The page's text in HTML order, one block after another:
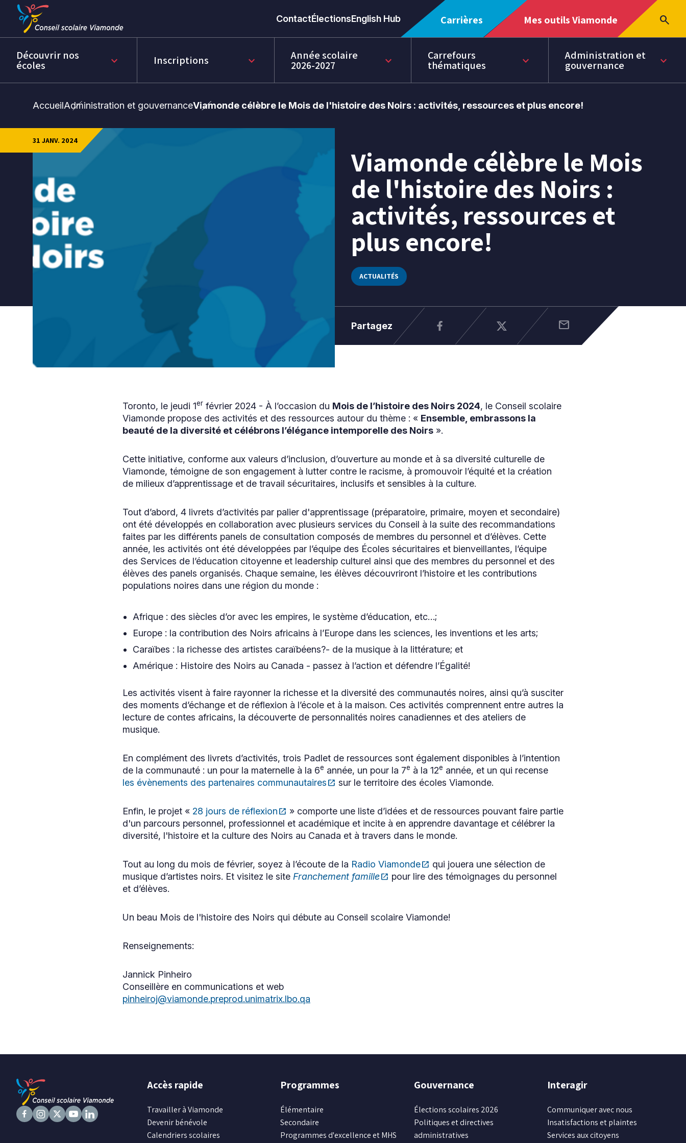
Passer
Passer
contenu
ContactÉlectionsEnglish Hub Ouvrir
le
Carrières Ouvrir
menu
Mes outils Viamonde search
la
Découvrir nos
écoles keyboard_arrow_down Inscriptions keyboard_arrow_down Année scolaire
2026-2027 keyboard_arrow_down Carrefours
thématiques keyboard_arrow_down Administration et
gouvernance keyboard_arrow_down
Page
courante
dans
section
AccueilAdministration et gouvernanceViamonde célèbre le Mois de l'histoire des Noirs : activités, ressources et plus encore!
31 JANV. 2024
31
janv.
2024
Viamonde célèbre le Mois
de l'histoire des Noirs :
activités, ressources et
plus encore!
ACTUALITÉS
Partagez mail
Toronto, le jeudi 1er février 2024 - À l’occasion du Mois de l’histoire des Noirs 2024, le Conseil scolaire
Viamonde propose des activités et des ressources autour du thème : « Ensemble, embrassons la
beauté de la diversité et célébrons l’élégance intemporelle des Noirs ».
Cette initiative, conforme aux valeurs d’inclusion, d’ouverture au monde et à sa diversité culturelle de
Viamonde, témoigne de son engagement à lutter contre le racisme, à promouvoir l’équité et la création
de milieux d’apprentissage et de travail sécuritaires, inclusifs et sensibles à la culture.
Tout d’abord, 4 livrets d’activités par palier d'apprentissage (préparatoire, primaire, moyen et secondaire)
ont été développés en collaboration avec plusieurs services du Conseil à la suite des recommandations
faites par les différents panels de consultation composés de membres du personnel et d’élèves. Cette
année, les activités ont été développées par l’équipe des Écoles sécuritaires et bienveillantes, l’équipe
des Services de l’éducation citoyenne et leadership culturel ainsi que des membres du personnel et des
élèves des panels organisés. Chaque semaine, les élèves découvriront l’histoire et les contributions
populations noires dans une région du monde :
Afrique : des siècles d’or avec les empires, le système d’éducation, etc…;
Europe : la contribution des Noirs africains à l’Europe dans les sciences, les inventions et les arts;
Caraïbes : la richesse des artistes caraïbéens?- de la musique à la littérature; et
Amérique : Histoire des Noirs au Canada - passez à l’action et défendre l’Égalité!
Les activités visent à faire rayonner la richesse et la diversité des communautés noires, ainsi qu’à susciter
des moments d’échange et de réflexion à l’école et à la maison. Ces activités comprennent entre autres la
lecture de contes africains, la découverte de personnalités noires canadiennes et des ateliers de
musique.
En complément des livrets d’activités, trois Padlet de ressources sont également disponibles à l’intention
de la communauté : un pour la maternelle à la 6e année, un pour la 7e à la 12e année, et un qui recense
les évènements des partenaires communautairesopen_in_new
Ce
dans
une
nouvelle
fenêtre
sur le territoire des écoles Viamonde.
Enfin, le projet « 28 jours de réflexionopen_in_new
Ce
lien
s'ouvrira
dans
nouvelle
fenêtre
» comporte une liste d’idées et de ressources pouvant faire partie
d'un parcours personnel, professionnel et académique et incite à en apprendre davantage et célébrer la
diversité, l'histoire et la culture des Noirs au Canada et à travers dans le monde.
Tout au long du mois de février, soyez à l’écoute de la Radio Viamondeopen_in_new
Ce
lien
nouvelle
fenêtre
qui jouera une sélection de
musique d’artistes noirs. Et visitez le site Franchement familleopen_in_new
Ce
une
pour lire des témoignages du personnel
et d’élèves.
Un beau Mois de l'histoire des Noirs qui débute au Conseil scolaire Viamonde!
Renseignements:
Jannick Pinheiro
Conseillère en communications et web
pinheiroj@viamonde.preprod.unimatrix.lbo.qa
Accès rapide
Travailler à Viamonde
Devenir bénévole
Calendriers scolaires
Programmes
Élémentaire
Secondaire
Programmes d'excellence et MHS
Gouvernance
Élections scolaires 2026
Politiques et directives
administratives
Interagir
Communiquer avec nous
Insatisfactions et plaintes
Services aux citoyens